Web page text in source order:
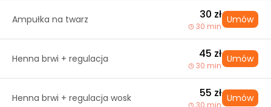
Ampułka na twarz 30 zł
30 min
Umów
Henna brwi + regulacja 45 zł
30 min
Umów
Henna brwi + regulacja wosk 55 zł
30 min
Umów